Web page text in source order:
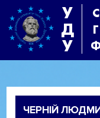
У
Д
У
С
Г
ЧЕРНІЙ